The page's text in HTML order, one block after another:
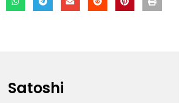
Satoshi